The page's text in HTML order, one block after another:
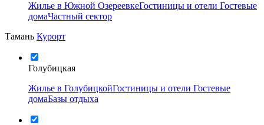
Жилье в Южной ОзереевкеГостиницы и отели Гостевые
домаЧастный сектор
Тамань Курорт
Голубицкая
Жилье в ГолубицкойГостиницы и отели Гостевые
домаБазы отдыха